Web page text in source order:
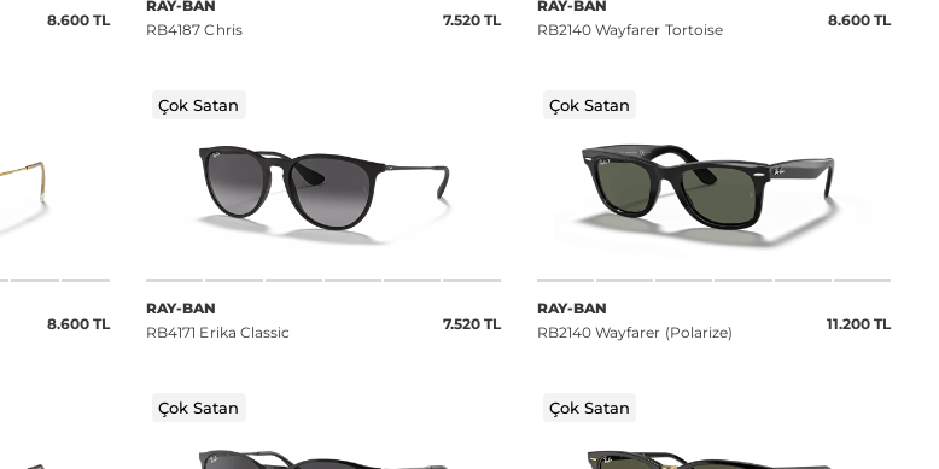
8.600 TL
RAY-BAN
RB4187 Chris
7.520 TL
RAY-BAN
RB2140 Wayfarer Tortoise
8.600 TL
8.600 TL
Çok Satan
RAY-BAN
RB4171 Erika Classic
7.520 TL
Çok Satan
RAY-BAN
RB2140 Wayfarer (Polarize)
11.200 TL
Çok Satan Çok Satan